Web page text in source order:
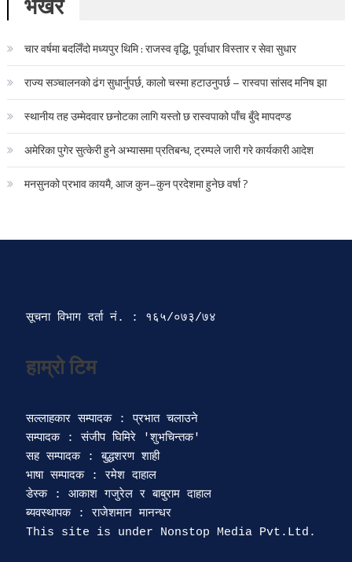
चार वर्षमा बदलिँदो मध्यपुर थिमि : राजस्व वृद्धि, पूर्वाधार विस्तार र सेवा सुधार
राज्य सञ्चालनको ढंग सुधार्नुपर्छ, कालो चस्मा हटाउनुपर्छ – रास्वपा सांसद मनिष झा
स्थानीय तह उम्मेदवार छनोटका लागि यस्तो छ रास्वपाको पाँच बुँदे मापदण्ड
अमेरिका पुगेर सुत्केरी हुने अभ्यासमा प्रतिबन्ध, ट्रम्पले जारी गरे कार्यकारी आदेश
मनसुनको प्रभाव कायमै, आज कुन–कुन प्रदेशमा हुनेछ वर्षा ?
सूचना विभाग दर्ता‍ नं. : १६५/०७३/७४
हाम्रो टिम
सल्लाहकार सम्पादक : प्रभात चलाउने
सम्पादक : संजीप घिमिरे 'शुभचिन्तक'
सह सम्पादक : बुद्धशरण शाही
भाषा सम्पादक : रमेश दाहाल
डेस्क : आकाश गजुरेल र बाबुराम दाहाल
ब्यवस्थापक : राजेशमान मानन्धर